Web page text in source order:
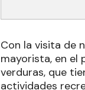
Con la visita de
mayorista, en el
verduras, que
actividades